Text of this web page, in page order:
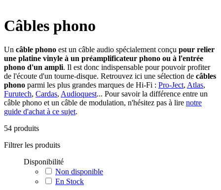
Câbles phono
Un câble phono est un câble audio spécialement conçu pour relier
une platine vinyle à un préamplificateur phono ou à l'entrée
phono d'un ampli. Il est donc indispensable pour pouvoir profiter
de l'écoute d'un tourne-disque. Retrouvez ici une sélection de câbles
phono parmi les plus grandes marques de Hi-Fi : Pro-Ject, Atlas,
Furutech, Cardas, Audioquest... Pour savoir la différence entre un
câble phono et un câble de modulation, n'hésitez pas à lire notre
guide d'achat à ce sujet.
54 produits
Filtrer les produits
Disponibilité
Non disponible
En Stock